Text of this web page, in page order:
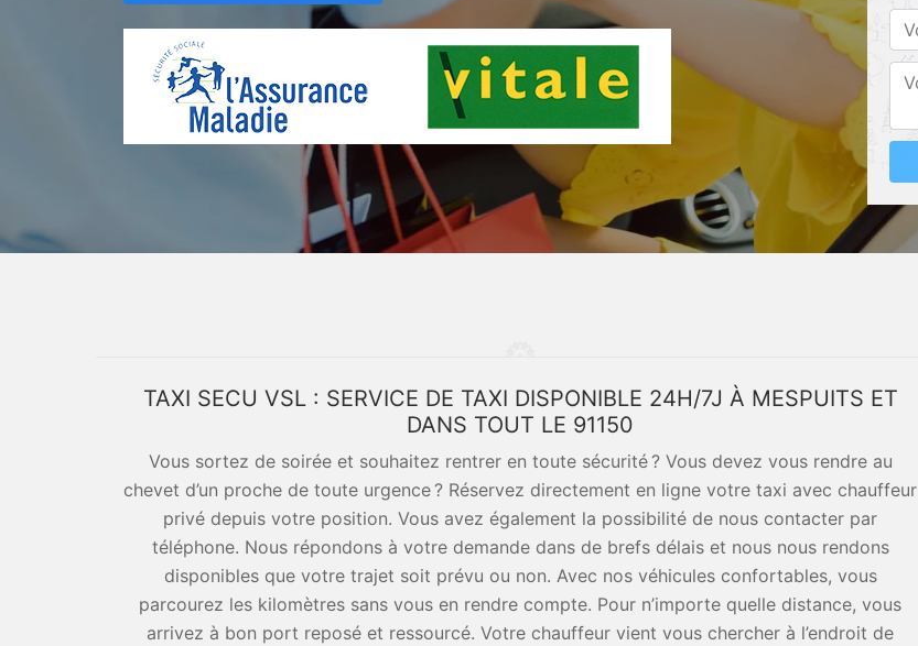
TAXI SECU VSL : SERVICE DE TAXI DISPONIBLE 24H/7J À MESPUITS ET
DANS TOUT LE 91150
Vous sortez de soirée et souhaitez rentrer en toute sécurité ? Vous devez vous rendre au
chevet d’un proche de toute urgence ? Réservez directement en ligne votre taxi avec chauffeur
privé depuis votre position. Vous avez également la possibilité de nous contacter par
téléphone. Nous répondons à votre demande dans de brefs délais et nous nous rendons
disponibles que votre trajet soit prévu ou non. Avec nos véhicules confortables, vous
parcourez les kilomètres sans vous en rendre compte. Pour n’importe quelle distance, vous
arrivez à bon port reposé et ressourcé. Votre chauffeur vient vous chercher à l’endroit de